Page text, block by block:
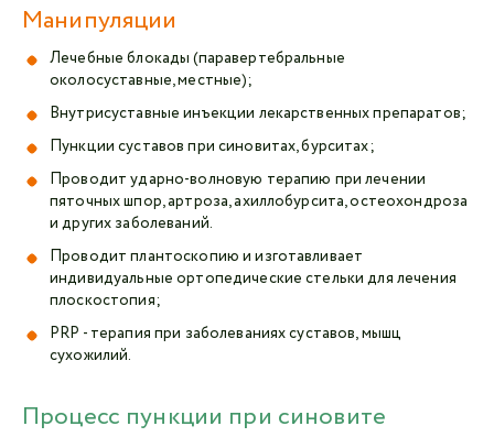
Манипуляции
Лечебные блокады (паравертебральные
околосуставные, местные);
Внутрисуставные инъекции лекарственных препаратов;
Пункции суставов при синовитах, бурситах;
Проводит ударно-волновую терапию при лечении
пяточных шпор, артроза, ахиллобурсита, остеохондроза
и других заболеваний.
Проводит плантоскопию и изготавливает
индивидуальные ортопедические стельки для лечения
плоскостопия;
PRP - терапия при заболеваниях суставов, мышц
сухожилий.
Процесс пункции при синовите